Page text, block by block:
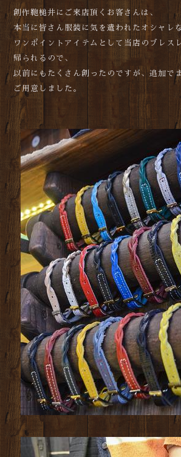
創作鞄槌井にご来店頂くお客さんは、
本当に皆さん服装に気を遣われたオシャレ
ワンポイントアイテムとして当店のブレス
帰られるので、
以前にもたくさん創ったのですが、追加で
ご用意しました。